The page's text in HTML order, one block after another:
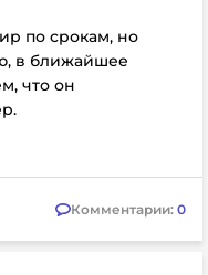
по срокам, но
в ближайшее
что он
Комментарии: 0